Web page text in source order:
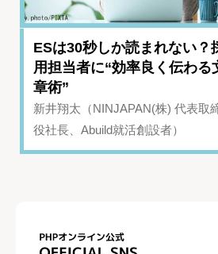
ESは30秒しか読まれない？
用担当者に“効率良く伝わる
章術”
新井翔太（NINJAPAN(株) 代表取
役社長、Abuild就活創設者）